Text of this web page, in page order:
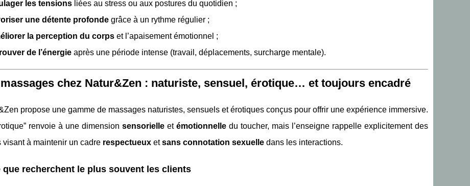
les tensions liées au stress ou aux postures du quotidien ;
une détente profonde grâce à un rythme régulier ;
la perception du corps et l’apaisement émotionnel ;
de l’énergie après une période intense (travail, déplacements, surcharge mentale).
chez Natur&Zen : naturiste, sensuel, érotique… et toujours encadré
propose une gamme de massages naturistes, sensuels et érotiques conçus pour offrir une expérience immersive.
renvoie à une dimension sensorielle et émotionnelle du toucher, mais l’enseigne rappelle explicitement des
visant à maintenir un cadre respectueux etsans connotation sexuelle dans les interactions.
que recherchent le plus souvent les clients